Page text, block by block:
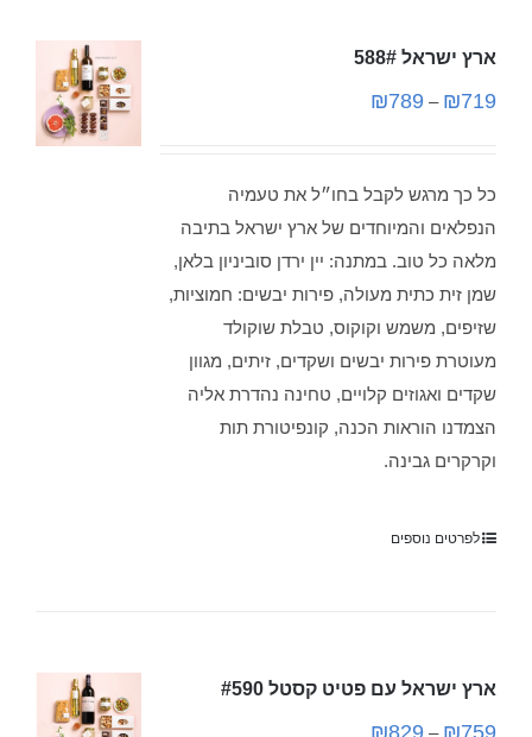
ארץ ישראל 588#
₪719
–
₪789
כל כך מרגש לקבל בחו״ל את טעמיה
הנפלאים והמיוחדים של ארץ ישראל בתיבה
מלאה כל טוב. במתנה: יין ירדן סוביניון בלאן,
שמן זית כתית מעולה, פירות יבשים: חמוציות,
שזיפים, משמש וקוקוס, טבלת שוקולד
מעוטרת פירות יבשים ושקדים, זיתים, מגוון
שקדים ואגוזים קלויים, טחינה נהדרת אליה
הצמדנו הוראות הכנה, קונפיטורת תות
וקרקרים גבינה.
לפרטים נוספים
ארץ ישראל עם פטיט קסטל #590
₪759
–
₪829